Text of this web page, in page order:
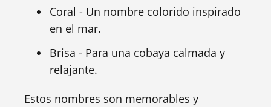
Coral - Un nombre colorido inspirado
en el mar.
Brisa - Para una cobaya calmada y
relajante.
Estos nombres son memorables y